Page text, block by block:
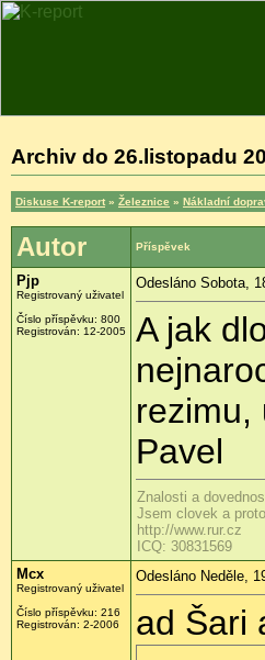
Archiv do 26.listopadu
Diskuse K-report » Železnice » Nákladní
Autor Příspěvek
Pjp
Registrovaný uživatel
Číslo příspěvku: 800
Registrován: 12-2005
Odesláno Sobota,
A jak
rezimu,
Pavel
Znalosti a
Jsem clovek a
http://www.rur.cz
ICQ: 30831569
Mcx
Registrovaný uživatel
Číslo příspěvku: 216
Registrován: 2-2006
Odesláno Neděle,
ad Šari